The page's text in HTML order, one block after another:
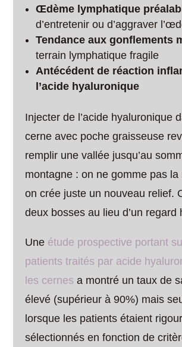
Œdème lymphatique
d’entretenir ou d’aggraver
Tendance aux gonflements
terrain lymphatique fragile
Antécédent de réaction
l’acide hyaluronique
Injecter de l’acide hyaluronique
cerne avec poche graisseuse
remplir une vallée jusqu’au
montagne : on ne gomme pas la
on crée juste un nouveau relief.
deux bosses au lieu d’un regard
Une étude prospective portant
patients traités par acide
les cernes a montré un taux de
élevé (supérieur à 90%) mais
lorsque les patients étaient
sélectionnés en fonction de